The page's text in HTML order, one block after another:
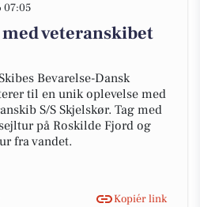
07:05
veteranskibet
Bevarelse-Dansk
til en unik oplevelse med
S/S Skjelskør. Tag med
på Roskilde Fjord og
fra vandet.
Kopiér link